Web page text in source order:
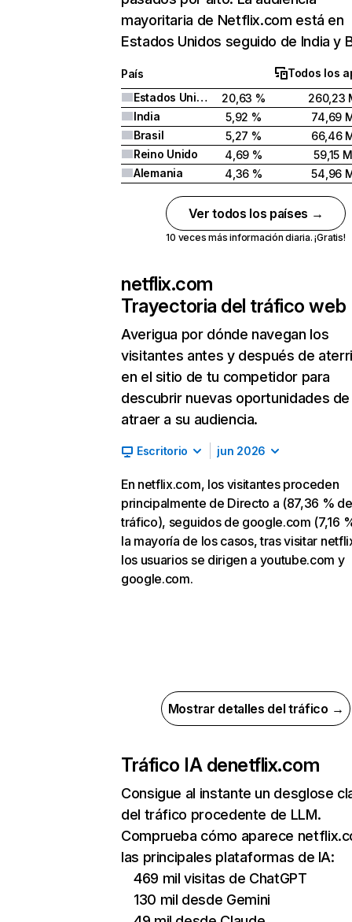
mayoritaria de Netflix.com está en
Estados Unidos seguido de India y
País
Todos los
Estados Unidos
20,63 %
260,23
India
5,92 %
74,69
Brasil
5,27 %
66,46
Reino Unido
4,69 %
59,15 M
Alemania
4,36 % 54,96
Ver todos los países →
10 veces más información diaria. ¡Gratis!
netflix.com
Trayectoria del tráfico web
Averigua por dónde navegan los
visitantes antes y después de
en el sitio de tu competidor para
descubrir nuevas oportunidades de
atraer a su audiencia.
Escritorio jun 2026
En netflix.com, los visitantes proceden
principalmente de Directo a (87,36 % de
tráfico), seguidos de google.com (7,16
la mayoría de los casos, tras visitar
los usuarios se dirigen a youtube.com y
google.com.
Mostrar detalles del tráfico →
Tráfico IA denetflix.com
Consigue al instante un desglose
del tráfico procedente de LLM.
Comprueba cómo aparece
las principales plataformas de IA:
469 mil visitas de ChatGPT
130 mil desde Gemini